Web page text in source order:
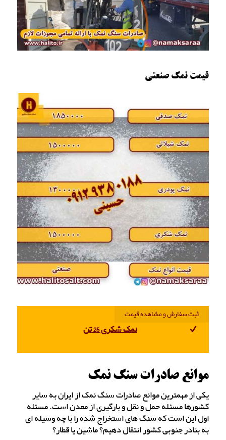
قیمت نمک صنعتی
ثبت سفارش و مشاهده قیمت
نمک شکری 25 تن
موانع صادرات سنگ نمک
یکی از مهمترین موانع صادرات سنگ نمک از ایران به سایر
کشورها مسئله حمل و نقل و بارگیری از معدن است. مسئله
اول این است که سنگ های استخراج شده را با چه وسیله ای
به بنادر جنوبی کشور انتقال دهیم؟ ماشین یا قطار؟